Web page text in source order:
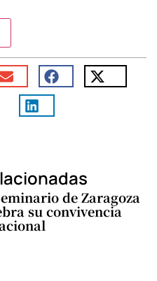
de Zaragoza
su convivencia